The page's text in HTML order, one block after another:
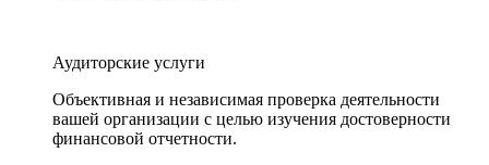
Аудиторские услуги
Объективная и независимая проверка деятельности
вашей организации с целью изучения достоверности
финансовой отчетности.